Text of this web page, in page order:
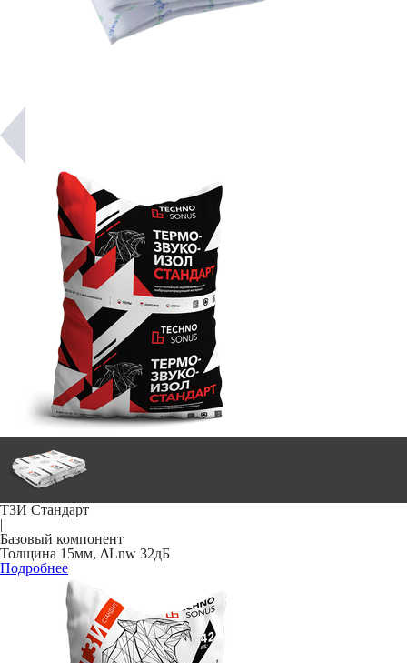
ТЗИ Стандарт
|
Базовый компонент
Толщина 15мм, ΔLnw 32дБ
Подробнее